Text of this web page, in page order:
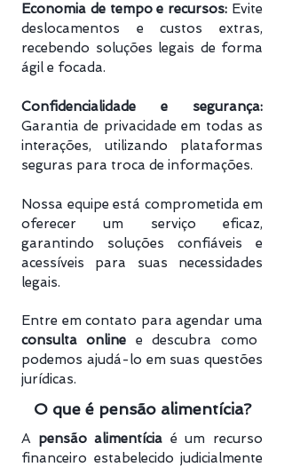
Economia de tempo e recursos: Evite
deslocamentos e custos extras,
recebendo soluções legais de forma
ágil e focada.
Confidencialidade e segurança:
Garantia de privacidade em todas as
interações, utilizando plataformas
seguras para troca de informações.
Nossa equipe está comprometida em
oferecer um serviço eficaz,
garantindo soluções confiáveis e
acessíveis para suas necessidades
legais.
Entre em contato para agendar uma
consulta online e descubra como
podemos ajudá-lo em suas questões
jurídicas.
O que é pensão alimentícia?
A pensão alimentícia é um recurso
financeiro estabelecido judicialmente